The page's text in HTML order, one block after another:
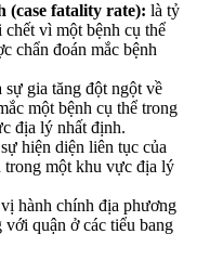
(case fatality rate): là tỷ
vì một bệnh cụ thể
chẩn đoán mắc bệnh
sự gia tăng đột ngột về
một bệnh cụ thể trong
địa lý nhất định.
hiện diện liên tục của
trong một khu vực địa lý
hành chính địa phương
quận ở các tiểu bang